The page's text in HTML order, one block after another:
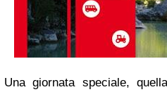
Una giornata speciale,